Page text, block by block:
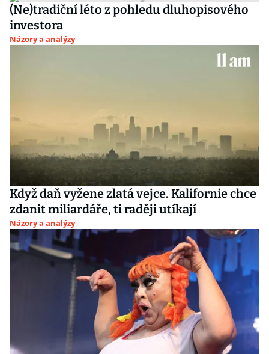
(Ne)tradiční léto z pohledu dluhopisového
investora
Názory a analýzy
Když daň vyžene zlatá vejce. Kalifornie chce
zdanit miliardáře, ti raději utíkají
Názory a analýzy